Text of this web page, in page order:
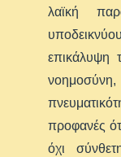
λαϊκή
επικάλυψη
προφανές
όχι